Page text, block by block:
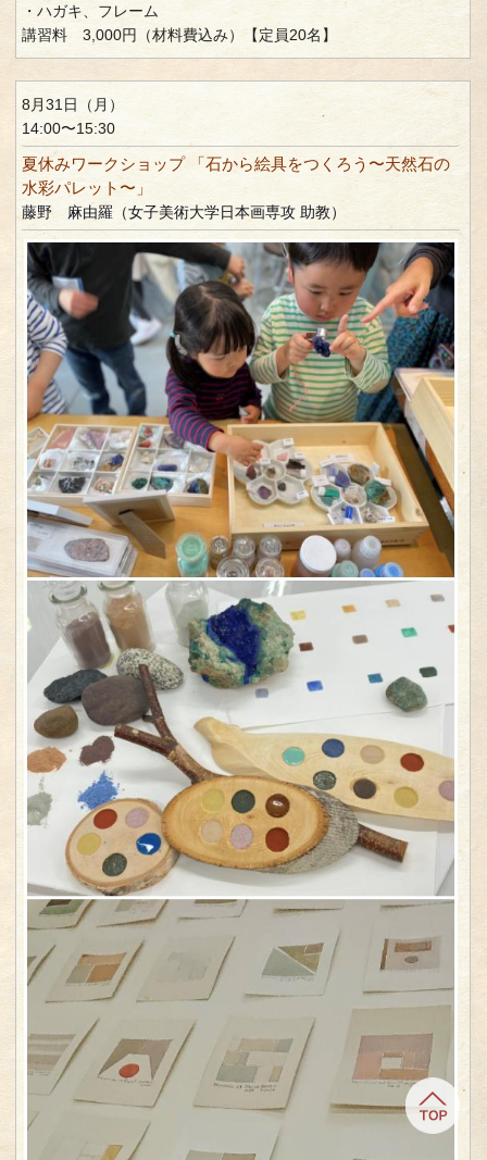
・ハガキ、フレーム
講習料 3,000円（材料費込み）【定員20名】
8月31日（月）
14:00〜15:30
夏休みワークショップ 「石から絵具をつくろう〜天然石の
水彩パレット〜」
藤野 麻由羅（女子美術大学日本画専攻 助教）